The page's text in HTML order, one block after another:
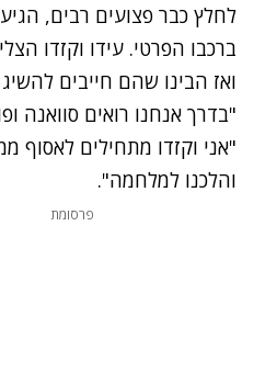
לחלץ כבר פצועים רבים,
ברכבו הפרטי. עידו וקזדו
ואז הבינו שהם חייבים
"בדרך אנחנו רואים סוואנה
"אני וקזדו מתחילים לאסוף
והלכנו למלחמה".
פרסומת